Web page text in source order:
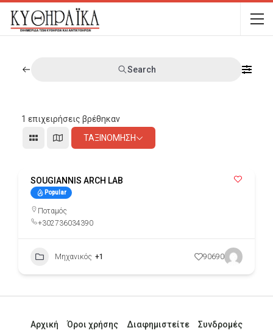
Search
1 επιχειρήσεις βρέθηκαν
ΤΑΞΙΝΌΜΗΣΗ
SOUGIANNIS ARCH LAB
Popular
Ποταμός
+302736034390
Μηχανικός +1 90690
Αρχική Όροι χρήσης Διαφημιστείτε
Συνδρομές